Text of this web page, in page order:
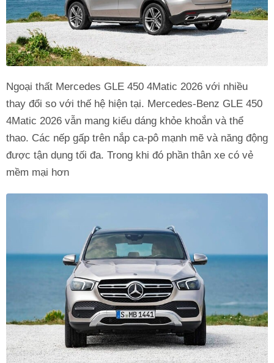
Ngoại thất Mercedes GLE 450 4Matic 2026 với nhiều
thay đổi so với thế hệ hiện tại. Mercedes-Benz GLE 450
4Matic 2026 vẫn mang kiểu dáng khỏe khoắn và thể
thao. Các nếp gấp trên nắp ca-pô mạnh mẽ và năng động
được tận dụng tối đa. Trong khi đó phần thân xe có vẻ
mềm mại hơn